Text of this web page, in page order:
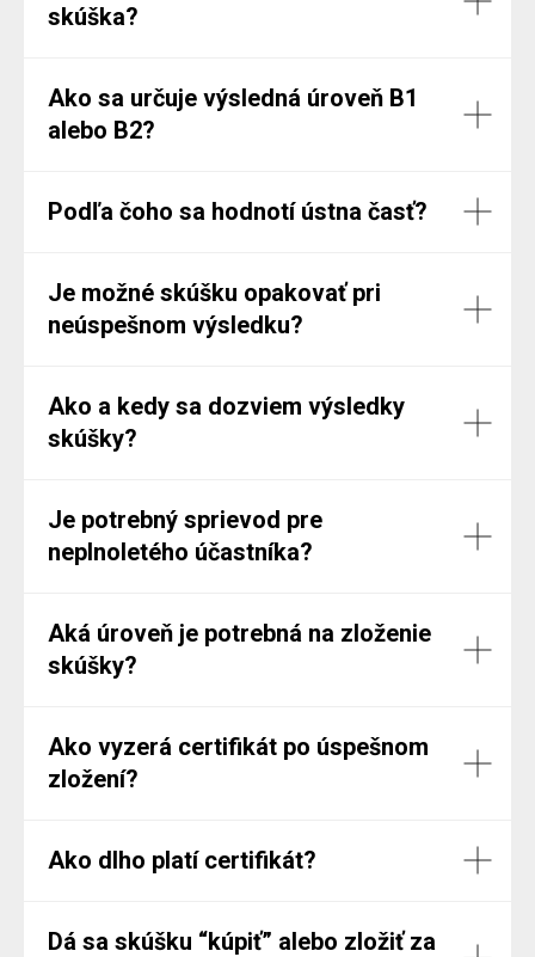
skúška?
Ako sa určuje výsledná úroveň B1
alebo B2?
Podľa čoho sa hodnotí ústna časť?
Je možné skúšku opakovať pri
neúspešnom výsledku?
Ako a kedy sa dozviem výsledky
skúšky?
Je potrebný sprievod pre
neplnoletého účastníka?
Aká úroveň je potrebná na zloženie
skúšky?
Ako vyzerá certifikát po úspešnom
zložení?
Ako dlho platí certifikát?
Dá sa skúšku “kúpiť” alebo zložiť za